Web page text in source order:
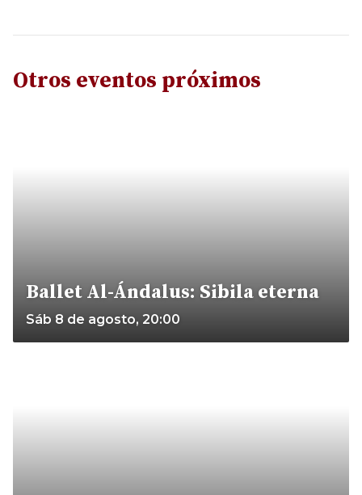
Otros eventos próximos
Ballet Al-Ándalus: Sibila eterna
Sáb 8 de agosto, 20:00